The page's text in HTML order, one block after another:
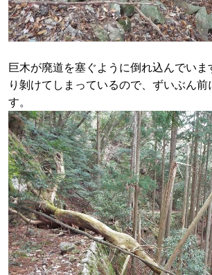
巨木が廃道を塞ぐように倒れ込んでい
り剝けてしまっているので、ずいぶん
す。